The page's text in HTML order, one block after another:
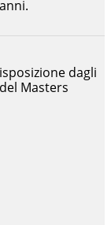
dagli
Masters